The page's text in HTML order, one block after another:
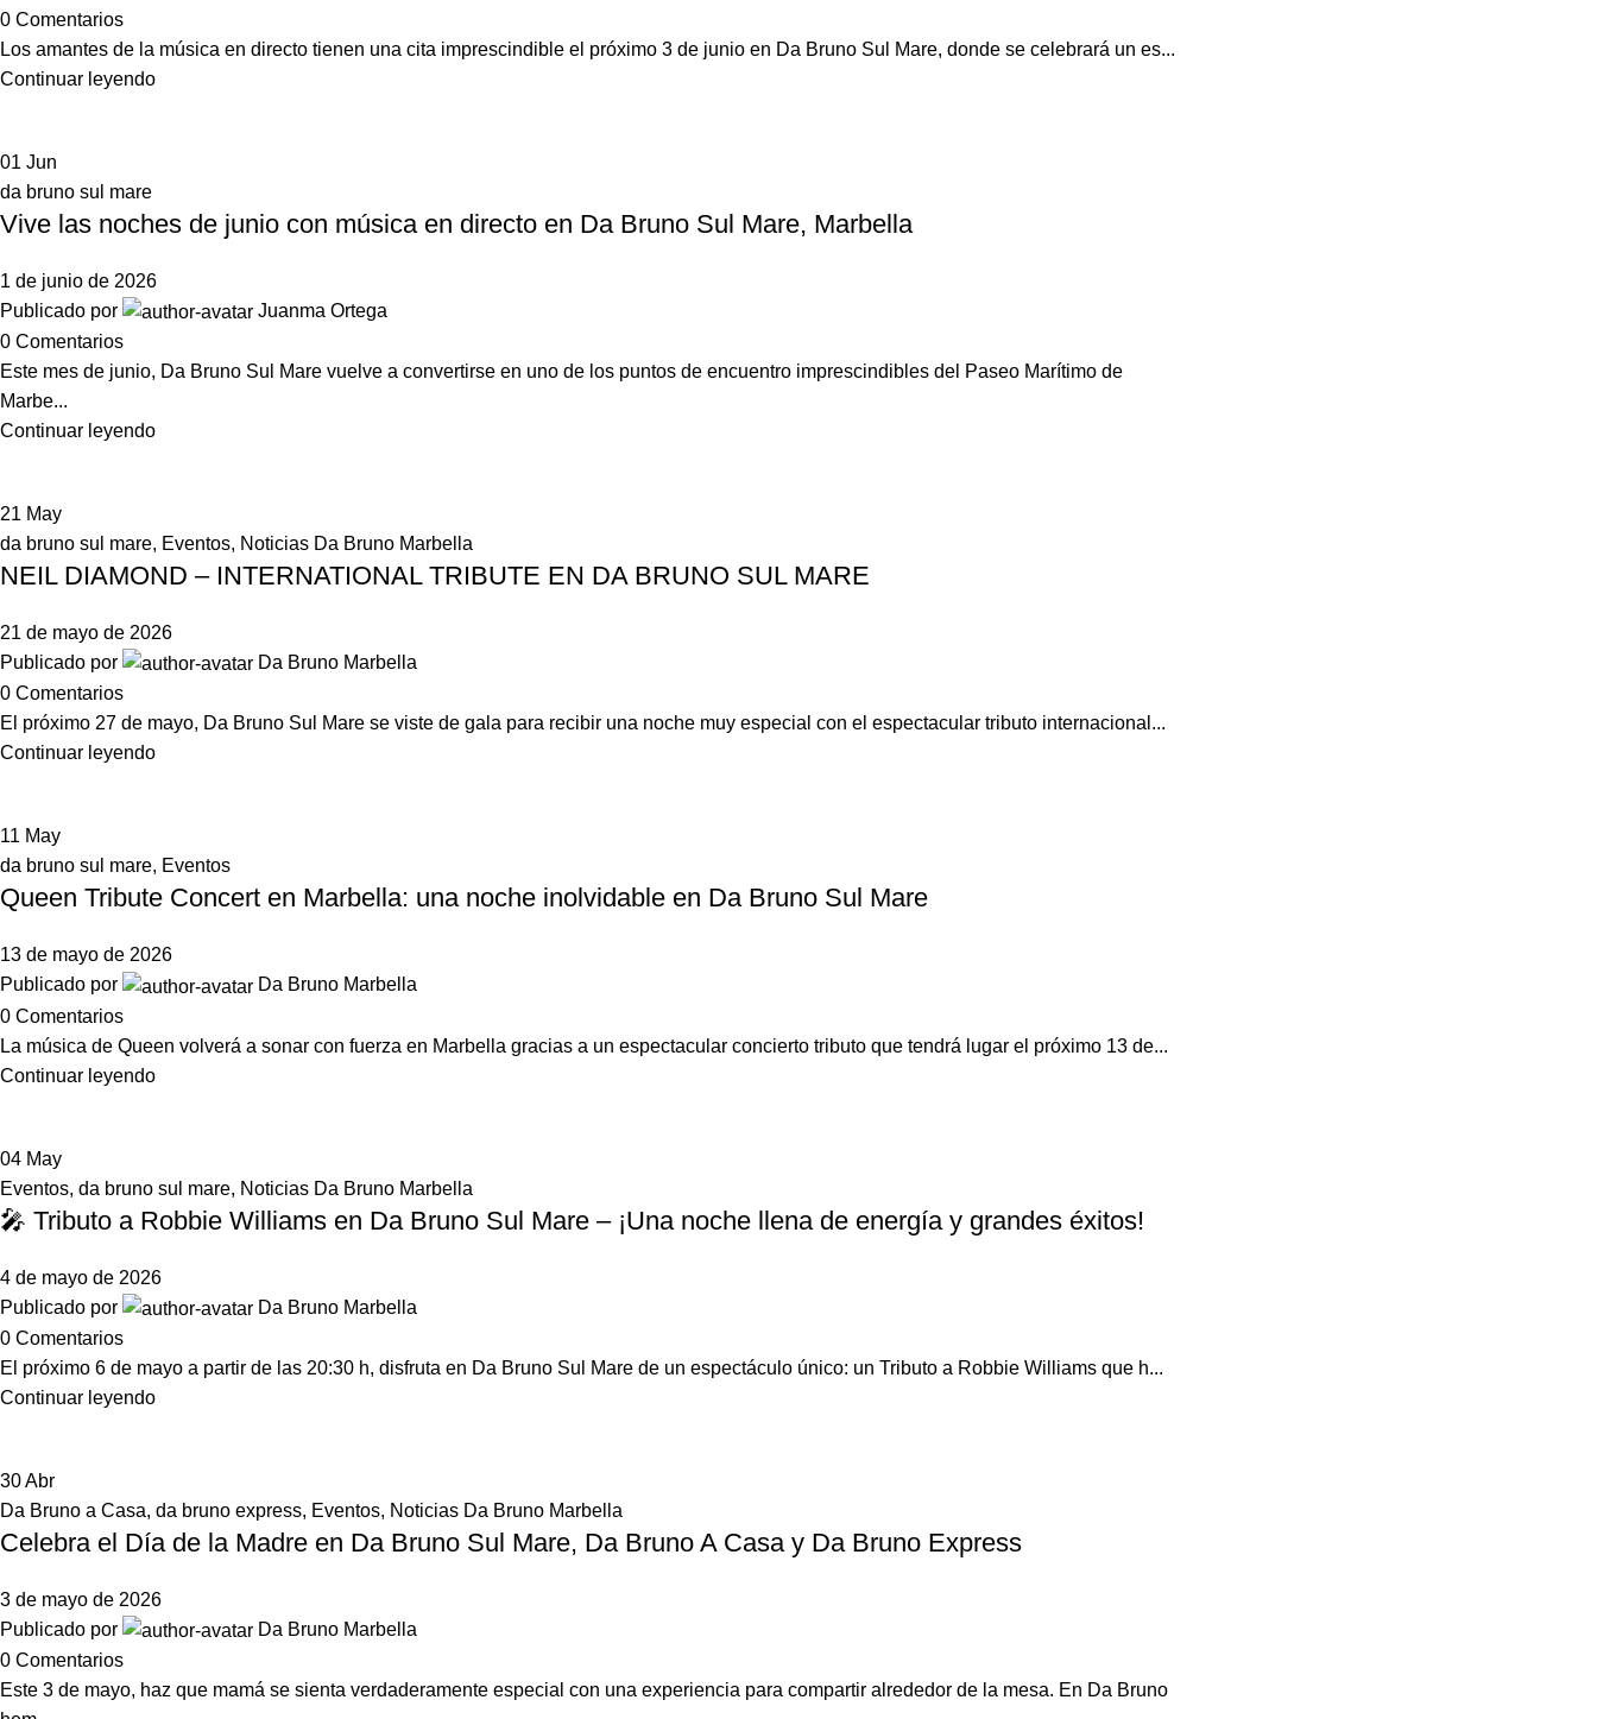
0 Comentarios
Los amantes de la música en directo tienen una cita imprescindible el próximo 3 de junio en Da Bruno Sul Mare, donde se celebrará un es...
Continuar leyendo
01 Jun
da bruno sul mare
Vive las noches de junio con música en directo en Da Bruno Sul Mare, Marbella
1 de junio de 2026
Publicado por
Juanma Ortega
0 Comentarios
Este mes de junio, Da Bruno Sul Mare vuelve a convertirse en uno de los puntos de encuentro imprescindibles del Paseo Marítimo de
Marbe...
Continuar leyendo
21 May
da bruno sul mare, Eventos, Noticias Da Bruno Marbella
NEIL DIAMOND – INTERNATIONAL TRIBUTE EN DA BRUNO SUL MARE
21 de mayo de 2026
Publicado por
Da Bruno Marbella
0 Comentarios
El próximo 27 de mayo, Da Bruno Sul Mare se viste de gala para recibir una noche muy especial con el espectacular tributo internacional...
Continuar leyendo
11 May
da bruno sul mare, Eventos
Queen Tribute Concert en Marbella: una noche inolvidable en Da Bruno Sul Mare
13 de mayo de 2026
Publicado por
Da Bruno Marbella
0 Comentarios
La música de Queen volverá a sonar con fuerza en Marbella gracias a un espectacular concierto tributo que tendrá lugar el próximo 13 de...
Continuar leyendo
04 May
Eventos, da bruno sul mare, Noticias Da Bruno Marbella
🎤 Tributo a Robbie Williams en Da Bruno Sul Mare – ¡Una noche llena de energía y grandes éxitos!
4 de mayo de 2026
Publicado por
Da Bruno Marbella
0 Comentarios
El próximo 6 de mayo a partir de las 20:30 h, disfruta en Da Bruno Sul Mare de un espectáculo único: un Tributo a Robbie Williams que h...
Continuar leyendo
30Abr
Da Bruno a Casa, da bruno express, Eventos, Noticias Da Bruno Marbella
Celebra el Día de la Madre en Da Bruno Sul Mare, Da Bruno A Casa y Da Bruno Express
3 de mayo de 2026
Publicado por
Da Bruno Marbella
0 Comentarios
Este 3 de mayo, haz que mamá se sienta verdaderamente especial con una experiencia para compartir alrededor de la mesa. En Da Bruno